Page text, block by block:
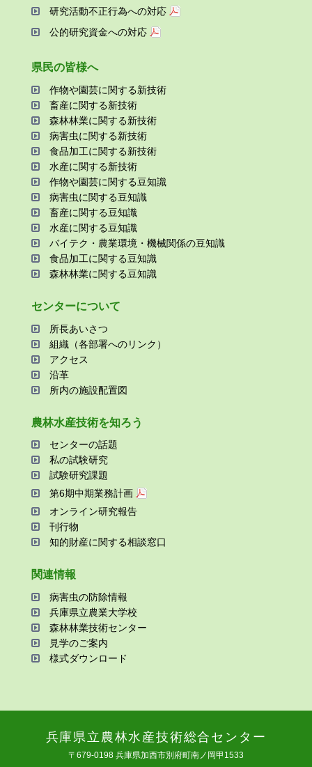
研究活動不正⾏為への対応
公的研究資金への対応
県⺠の皆様へ
作物や園芸に関する新技術
畜産に関する新技術
森林林業に関する新技術
病害⾍に関する新技術
⾷品加⼯に関する新技術
⽔産に関する新技術
作物や園芸に関する⾖知識
病害⾍に関する⾖知識
畜産に関する⾖知識
⽔産に関する⾖知識
バイテク・農業環境・機械関係の⾖知識
⾷品加⼯に関する⾖知識
森林林業に関する⾖知識
センターについて
所⻑あいさつ
組織（各部署へのリンク）
アクセス
沿⾰
所内の施設配置図
農林⽔産技術を知ろう
センターの話題
私の試験研究
試験研究課題
第6期中期業務計画
オンライン研究報告
刊⾏物
知的財産に関する相談窓⼝
関連情報
病害⾍の防除情報
兵庫県⽴農業⼤学校
森林林業技術センター
⾒学のご案内
様式ダウンロード
兵庫県⽴農林⽔産技術総合センター
〒679-0198 兵庫県加⻄市別府町南ノ岡甲1533